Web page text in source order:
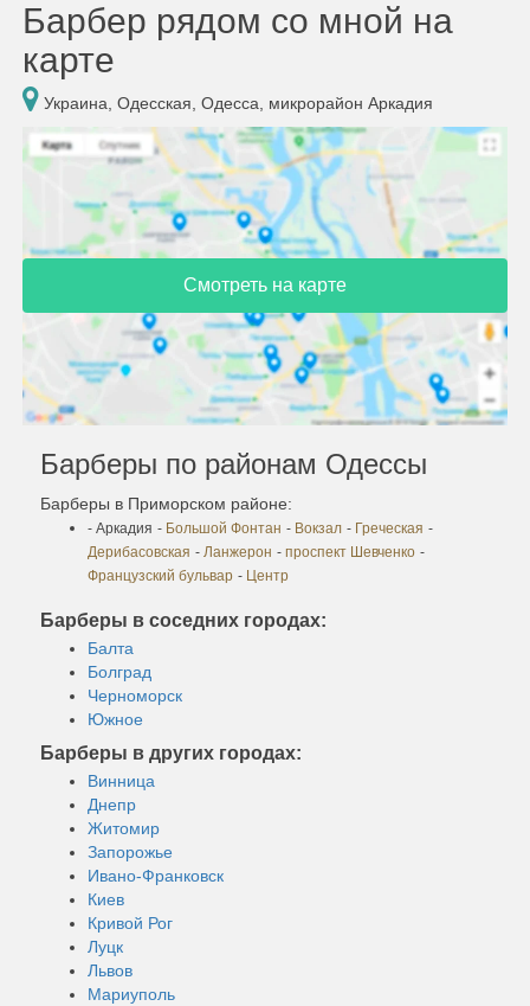
Барбер рядом со мной на
карте
Украина, Одесская, Одесса, микрорайон Аркадия
Смотреть на карте
Барберы по районам Одессы
Барберы в Приморском районе:
- Аркадия - Большой Фонтан - Вокзал - Греческая -
Дерибасовская - Ланжерон - проспект Шевченко -
Французский бульвар - Центр
Барберы в соседних городах:
Балта
Болград
Черноморск
Южное
Барберы в других городах:
Винница
Днепр
Житомир
Запорожье
Ивано-Франковск
Киев
Кривой Рог
Луцк
Львов
Мариуполь